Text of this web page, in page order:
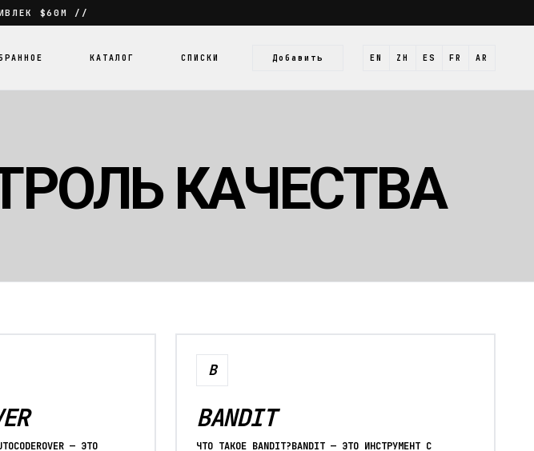
$60M //
КАТАЛОГ СПИСКИ Добавить EN ZH ES FR AR
КАЧЕСТВА
— ЭТО
B
BANDIT
ЧТО ТАКОЕ BANDIT?BANDIT — ЭТО ИНСТРУМЕНТ С